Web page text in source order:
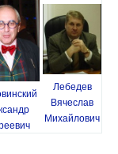
Лебедев
Вячеслав
Михайлович